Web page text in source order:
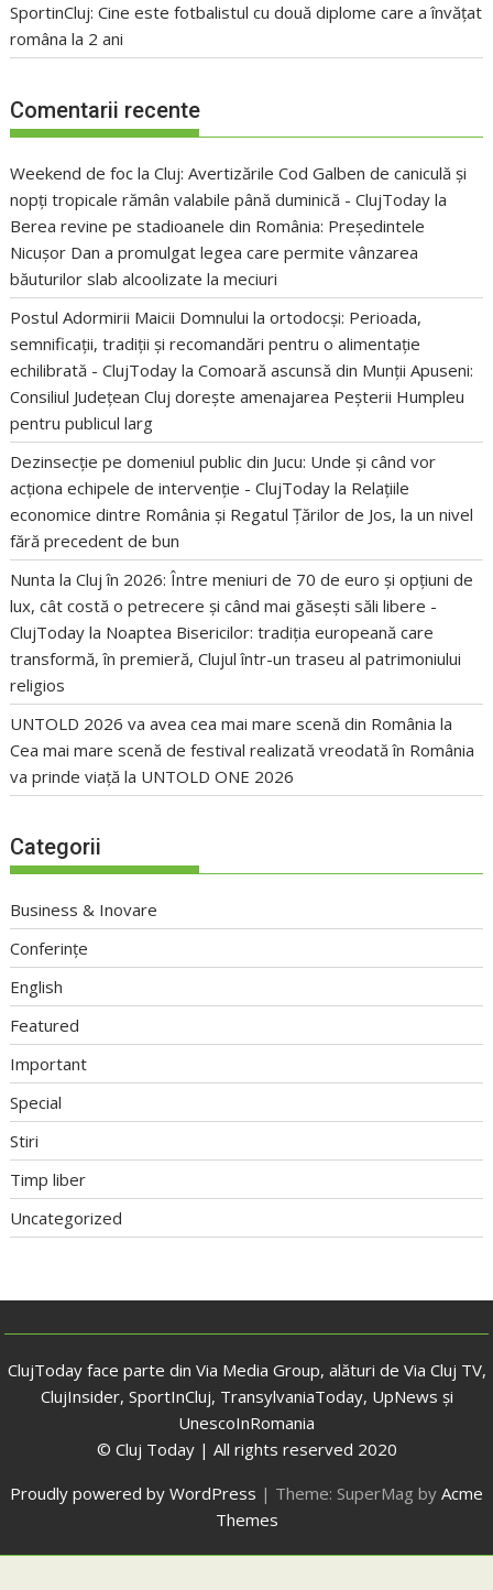
SportinCluj: Cine este fotbalistul cu două diplome care a învățat
româna la 2 ani
Comentarii recente
Weekend de foc la Cluj: Avertizările Cod Galben de caniculă și
nopți tropicale rămân valabile până duminică - ClujToday la
Berea revine pe stadioanele din România: Președintele
Nicușor Dan a promulgat legea care permite vânzarea
băuturilor slab alcoolizate la meciuri
Postul Adormirii Maicii Domnului la ortodocși: Perioada,
semnificații, tradiții și recomandări pentru o alimentație
echilibrată - ClujToday laComoară ascunsă din Munții Apuseni:
Consiliul Județean Cluj dorește amenajarea Peșterii Humpleu
pentru publicul larg
Dezinsecție pe domeniul public din Jucu: Unde și când vor
acționa echipele de intervenție - ClujToday la Relațiile
economice dintre România și Regatul Țărilor de Jos, la un nivel
fără precedent de bun
Nunta la Cluj în 2026: Între meniuri de 70 de euro și opțiuni de
lux, cât costă o petrecere și când mai găsești săli libere -
ClujToday la Noaptea Bisericilor: tradiția europeană care
transformă, în premieră, Clujul într-un traseu al patrimoniului
religios
UNTOLD 2026 va avea cea mai mare scenă din România la
Cea mai mare scenă de festival realizată vreodată în România
va prinde viață la UNTOLD ONE 2026
Categorii
Business & Inovare
Conferințe
English
Featured
Important
Special
Stiri
Timp liber
Uncategorized
ClujToday face parte din Via Media Group, alături de Via Cluj TV,
ClujInsider, SportInCluj, TransylvaniaToday, UpNews și
UnescoInRomania
© Cluj Today | All rights reserved 2020
Proudly powered by WordPress | Theme: SuperMag by Acme
Themes